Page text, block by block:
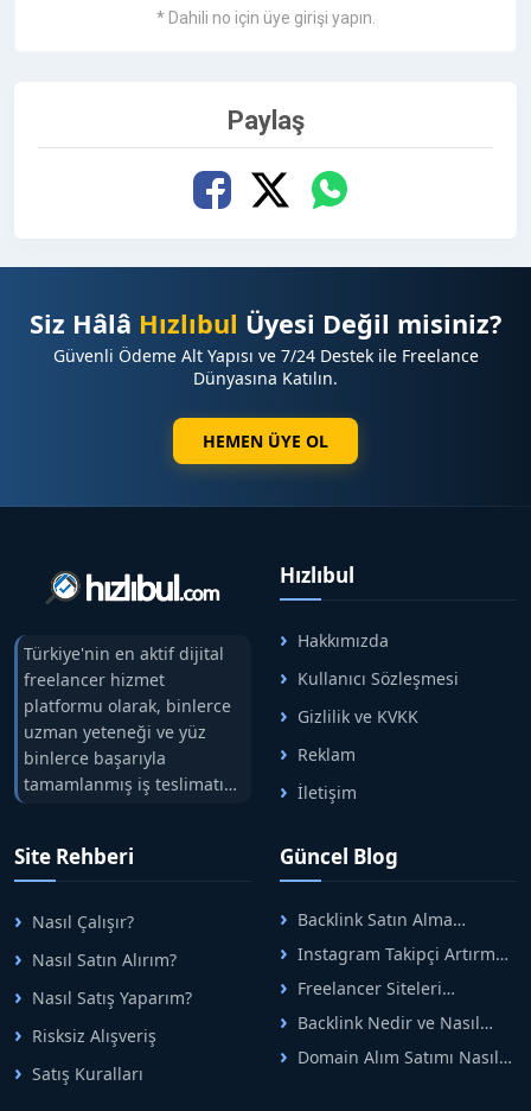
* Dahili no için üye girişi yapın.
Paylaş
Siz Hâlâ Hızlıbul Üyesi Değil misiniz?
Güvenli Ödeme Alt Yapısı ve 7/24 Destek ile Freelance
Dünyasına Katılın.
HEMEN ÜYE OL
Türkiye'nin en aktif dijital
freelancer hizmet
platformu olarak, binlerce
uzman yeteneği ve yüz
binlerce başarıyla
tamamlanmış iş teslimatını
tek çatıda buluşturuyoruz.
arasındaki süreci risksiz
alışveriş sistemi ile koruyan
ticaretin güvenli
adreslerinden birisidir.
Hızlıbul
Hakkımızda
Kullanıcı Sözleşmesi
Gizlilik ve KVKK
Reklam
İletişim
Site Rehberi
Nasıl Çalışır?
Nasıl Satın Alırım?
Nasıl Satış Yaparım?
Risksiz Alışveriş
Satış Kuralları
Güncel Blog
Backlink Satın Alma
Rehberi: Güvenli SEO İçin
Doğru Adımlar
Instagram Takipçi Artırma
Yöntemleri: Organik Büyüme
Rehberi
Freelancer Siteleri
Arasında Doğru Seçim Nasıl
Yapılır
Backlink Nedir ve Nasıl
Alınır? Etkili Yöntemler
Domain Alım Satımı Nasıl